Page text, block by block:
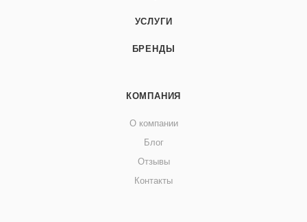
УСЛУГИ
БРЕНДЫ
КОМПАНИЯ
О компании
Блог
Отзывы
Контакты